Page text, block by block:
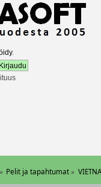
.
Pelit ja tapahtumat »